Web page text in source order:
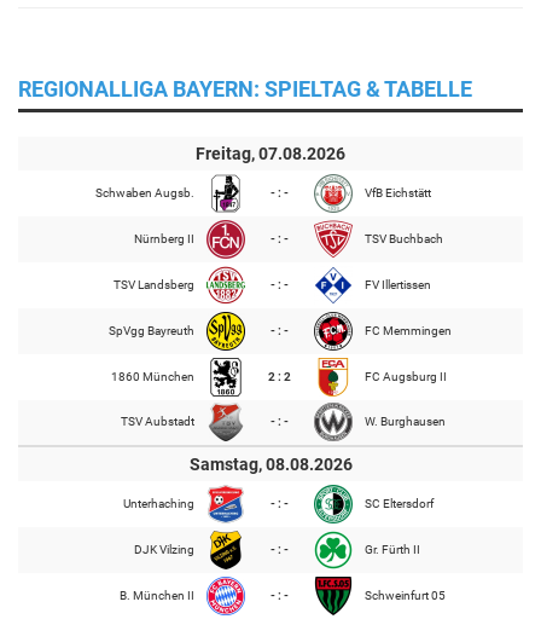
REGIONALLIGA BAYERN: SPIELTAG & TABELLE
Freitag, 07.08.2026
Schwaben Augsb. - : - VfB Eichstätt
Nürnberg II - : - TSV Buchbach
TSV Landsberg - : - FV Illertissen
SpVgg Bayreuth - : - FC Memmingen
1860 München 2 : 2 FC Augsburg II
TSV Aubstadt - : - W. Burghausen
Samstag, 08.08.2026
Unterhaching - : - SC Eltersdorf
DJK Vilzing - : - Gr. Fürth II
B. München II - : - Schweinfurt 05